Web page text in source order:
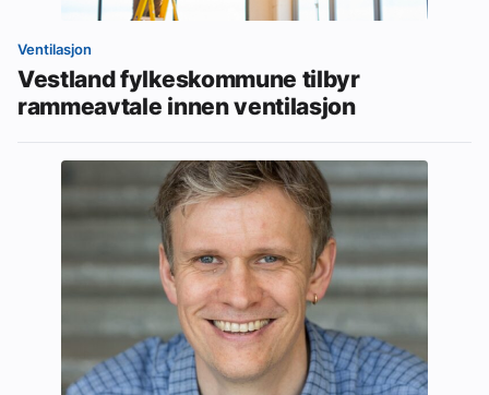
Ventilasjon
Vestland fylkeskommune tilbyr
rammeavtale innen ventilasjon